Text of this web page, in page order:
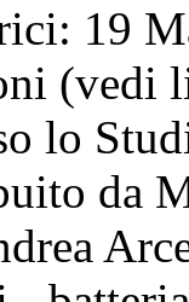
19
lo
da